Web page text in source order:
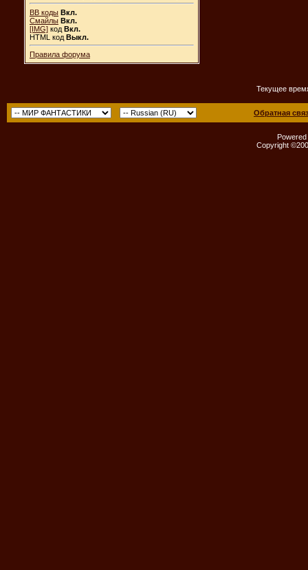
BB коды Вкл.
Смайлы Вкл.
[IMG] код Вкл.
HTML код Выкл.
Правила форума
Текущее
Обратная
Copyright